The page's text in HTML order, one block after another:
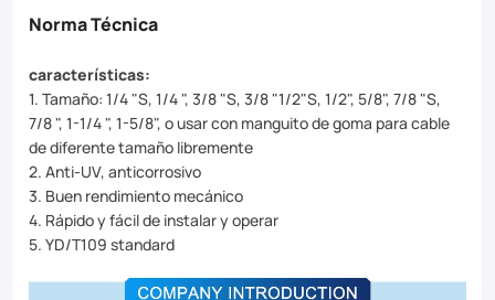
Norma Técnica
características:
1. Tamaño: 1/4 "S, 1/4 ", 3/8 "S, 3/8 "1/2"S, 1/2", 5/8", 7/8 "S,
7/8 ", 1-1/4 ", 1-5/8", o usar con manguito de goma para cable
de diferente tamaño libremente
2. Anti-UV, anticorrosivo
3. Buen rendimiento mecánico
4. Rápido y fácil de instalar y operar
5. YD/T109 standard